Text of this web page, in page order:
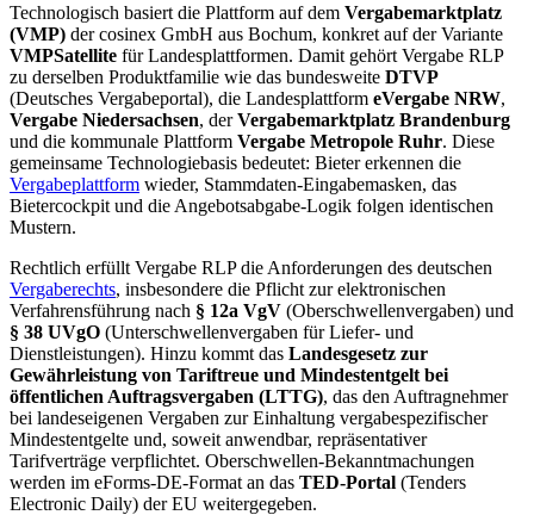
Technologisch basiert die Plattform auf dem Vergabemarktplatz
(VMP) der cosinex GmbH aus Bochum, konkret auf der Variante
VMPSatellite für Landesplattformen. Damit gehört Vergabe RLP
zu derselben Produktfamilie wie das bundesweite DTVP
(Deutsches Vergabeportal), die Landesplattform eVergabe NRW,
Vergabe Niedersachsen, derVergabemarktplatz Brandenburg
und die kommunale Plattform Vergabe Metropole Ruhr. Diese
gemeinsame Technologiebasis bedeutet: Bieter erkennen die
Vergabeplattform wieder, Stammdaten-Eingabemasken, das
Bietercockpit und die Angebotsabgabe-Logik folgen identischen
Mustern.
Rechtlich erfüllt Vergabe RLP die Anforderungen des deutschen
Vergaberechts, insbesondere die Pflicht zur elektronischen
Verfahrensführung nach § 12a VgV (Oberschwellenvergaben) und
§ 38 UVgO (Unterschwellenvergaben für Liefer- und
Dienstleistungen). Hinzu kommt das Landesgesetz zur
Gewährleistung von Tariftreue und Mindestentgelt bei
öffentlichen Auftragsvergaben (LTTG), das den Auftragnehmer
bei landeseigenen Vergaben zur Einhaltung vergabespezifischer
Mindestentgelte und, soweit anwendbar, repräsentativer
Tarifverträge verpflichtet. Oberschwellen-Bekanntmachungen
werden im eForms-DE-Format an das TED-Portal (Tenders
Electronic Daily) der EU weitergegeben.